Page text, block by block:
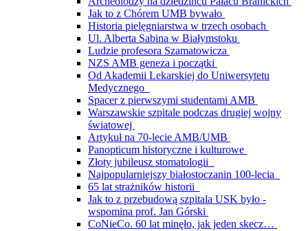
Jak to z Chórem UMB bywało
Historia pielęgniarstwa w trzech osobach
Ul. Alberta Sabina w Białymstoku
Ludzie profesora Szamatowicza
NZS AMB geneza i początki
Od Akademii Lekarskiej do Uniwersytetu
Medycznego
Spacer z pierwszymi studentami AMB
Warszawskie szpitale podczas drugiej wojny
światowej
Artykuł na 70-lecie AMB/UMB
Panopticum historyczne i kulturowe
Złoty jubileusz stomatologii
Najpopularniejszy białostoczanin 100-lecia
65 lat strażników historii
Jak to z przebudową szpitala USK było -
wspomina prof. Jan Górski
CoNieCo. 60 lat minęło, jak jeden skecz…